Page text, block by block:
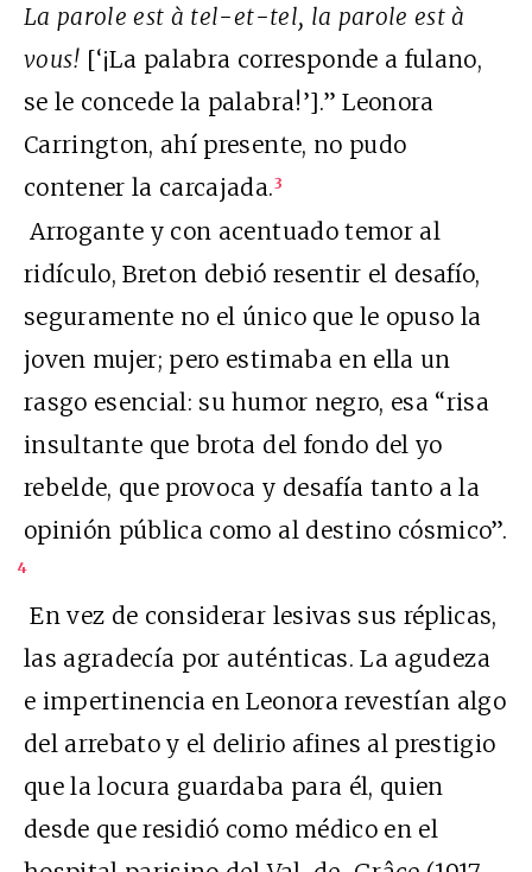
La parole est à tel-et-tel, la parole est à
vous! [‘¡La palabra corresponde a fulano,
se le concede la palabra!’].” Leonora
Carrington, ahí presente, no pudo
contener la carcajada.3
Arrogante y con acentuado temor al
ridículo, Breton debió resentir el desafío,
seguramente no el único que le opuso la
joven mujer; pero estimaba en ella un
rasgo esencial: su humor negro, esa “risa
insultante que brota del fondo del yo
rebelde, que provoca y desafía tanto a la
opinión pública como al destino cósmico”.
4
En vez de considerar lesivas sus réplicas,
las agradecía por auténticas. La agudeza
e impertinencia en Leonora revestían algo
del arrebato y el delirio afines al prestigio
que la locura guardaba para él, quien
desde que residió como médico en el